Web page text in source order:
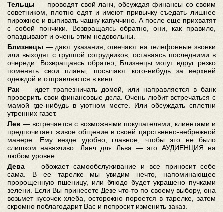
Тельцы — проводят свой ланч, обсуждая финансы со своим
советником, плотно едят и имеют привычку съедать лишнее
пирожное и выпивать чашку капуччино. А после еще прихватят
с собой пончики. Возвращаясь обратно, они, как правило,
опаздывают и очень этим недовольны.
Близнецы — дают указания, отвечают на телефонные звонки
или выходят с группой сотрудников, оставаясь последними в
очереди. Возвращаясь обратно, Близнецы могут вдруг резко
поменять свои планы, посылают кого-нибудь за верхней
одеждой и отправляются в кино.
Рак — идет трапезничать домой, или направляется в банк
проверить свои финансовые дела. Очень любит встречаться с
мамой где-нибудь в уютном месте. Или обсуждать сплетни
утренних газет.
Лев— встречается с возможными покупателями, клиентами и
предпочитает живое общение в своей царственно-небрежной
манере. Ему везде удобно, главное, чтобы это не было
слишком навязчиво. Ланч для Льва — это АУДИЕНЦИЯ на
любом уровне.
Дева — обожает самообслуживание и все приносит себе
сама. В ее тарелке мы увидим нечто, напоминающее
пророщенную пшеницу, или блюдо будет украшено пучками
зелени.
Если Вы принесете Деве что-то по своему выбору, она
возьмет кусочек хлеба, осторожно пороется в тарелке, затем
скромно поблагодарит Вас и попросит изменить заказ.